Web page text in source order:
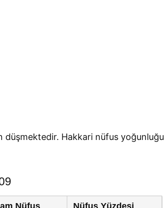
düşmektedir. Hakkari nüfus yoğunluğu